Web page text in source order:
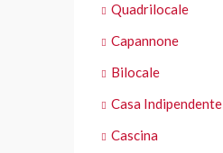
Quadrilocale
Capannone
Bilocale
Casa Indipendente
Cascina